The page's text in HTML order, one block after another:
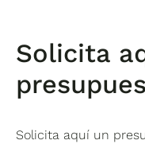
Solicita
Solicita aquí un